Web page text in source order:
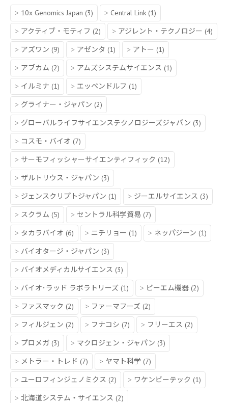
10x Genomics Japan (3) Central Link (1)
アクティブ・モティフ (2) アジレント・テクノロジー (4)
アズワン (9) アゼンタ (1) アトー (1)
アブカム (2) アムズシステムサイエンス (1)
イルミナ (1) エッペンドルフ (1)
グライナー・ジャパン (2)
グローバルライフサイエンステクノロジーズジャパン (3)
コスモ・バイオ (7)
サーモフィッシャーサイエンティフィック (12)
ザルトリウス・ジャパン (3)
ジェンスクリプトジャパン (1) ジーエルサイエンス (3)
スクラム (5) セントラル科学貿易 (7)
タカラバイオ (6) ニチリョー (1) ネッパジーン (1)
バイオタージ・ジャパン (3)
バイオメディカルサイエンス (3)
バイオ･ラッド ラボラトリーズ (1) ビーエム機器 (2)
ファスマック (2) ファーマフーズ (2)
フィルジェン (2) フナコシ (7) フリーエス (2)
プロメガ (3) マクロジェン・ジャパン (3)
メトラー・トレド (7) ヤマト科学 (7)
ユーロフィンジェノミクス (2) ワケンビーテック (1)
北海道システム・サイエンス (2)